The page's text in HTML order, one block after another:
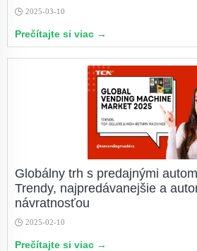
2025-03-10
Prečítajte si viac →
Globálny trh s predajnými
Trendy, najpredávanejšie a
návratnosťou
2025-02-10
Prečítajte si viac →